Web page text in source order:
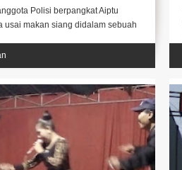
Polisi berpangkat Aiptu
usai makan siang didalam sebuah